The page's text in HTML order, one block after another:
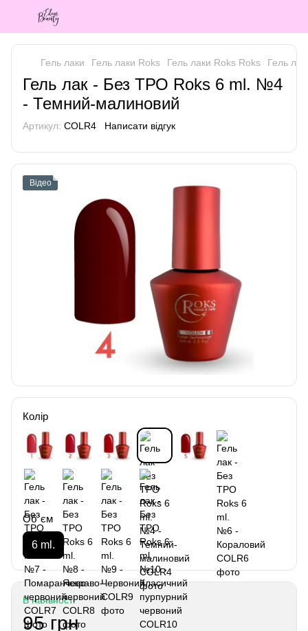
Гель лаки Гель лаки Roks Гель лаки Roks Roks Гель
Гель лак - Без ТРО Roks 6 ml. №4
- Темний-малиновий
Артикул: COLR4 Написати відгук
Відео
Колір
Об`єм
6 ml.
В наявності
95 грн